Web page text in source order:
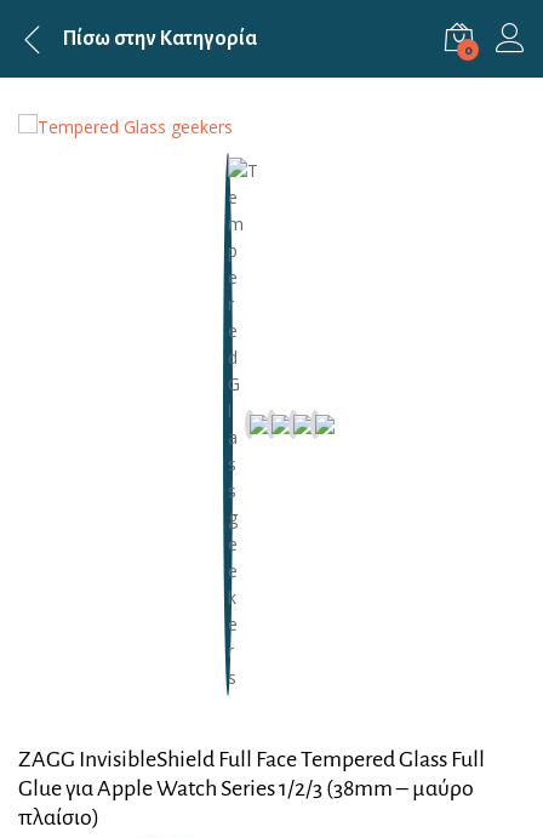
Πίσω στην Κατηγορία 0
ZAGG InvisibleShield Full Face Tempered Glass Full
Glue για Apple Watch Series 1/2/3 (38mm – μαύρο
πλαίσιο)